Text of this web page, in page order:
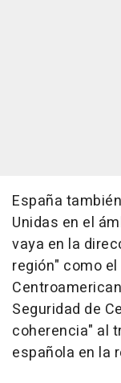
España
Unidas en el
vaya en la
región" como
Seguridad de
coherencia" al
española en la